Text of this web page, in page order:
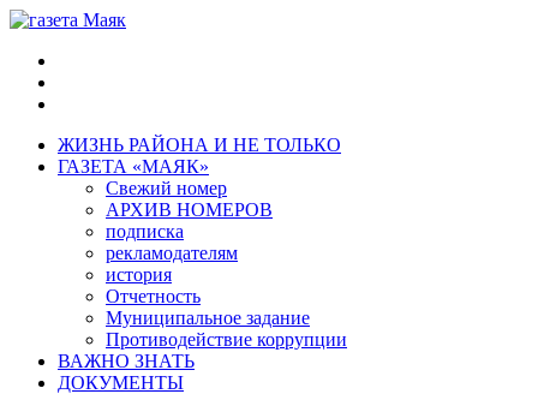
ЖИЗНЬ РАЙОНА И НЕ ТОЛЬКО
ГАЗЕТА «МАЯК»
Свежий номер
АРХИВ НОМЕРОВ
подписка
рекламодателям
история
Отчетность
Муниципальное задание
Противодействие коррупции
ВАЖНО ЗНАТЬ
ДОКУМЕНТЫ